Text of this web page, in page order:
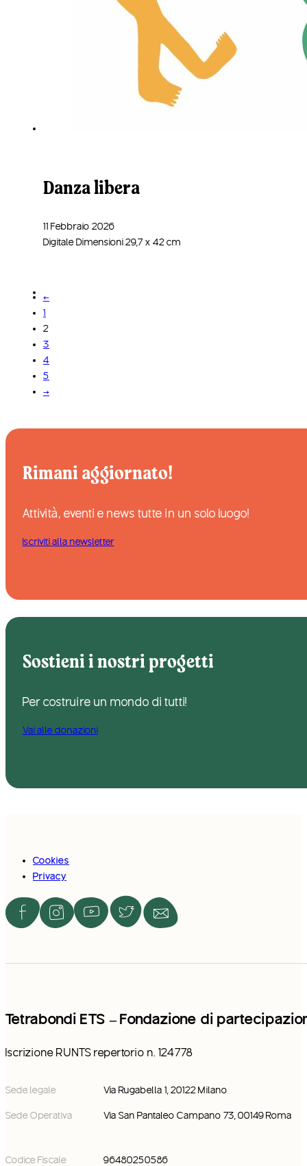
Danza libera
11 Febbraio 2026
Digitale Dimensioni 29,7 x 42 cm
←
1
2
3
4
5
→
Rimani aggiornato!
Attività, eventi e news tutte in un solo luogo!
Iscriviti alla newsletter
Sostieni i nostri progetti
Per costruire un mondo di tutti!
Vai alle donazioni
Cookies
Privacy
Tetrabondi ETS – Fondazione di
Iscrizione RUNTS repertorio n. 124778
Sede legale Via Rugabella 1, 20122 Milano
Sede Operativa Via San Pantaleo Campano 73, 00149 Roma
Codice Fiscale 96480250586